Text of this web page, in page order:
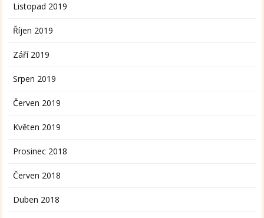
Listopad 2019
Říjen 2019
Září 2019
Srpen 2019
Červen 2019
Květen 2019
Prosinec 2018
Červen 2018
Duben 2018